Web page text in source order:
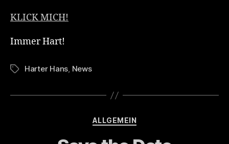
KLICK MICH!
Immer Hart!
TagsHarter Hans, News
Categories
ALLGEMEIN